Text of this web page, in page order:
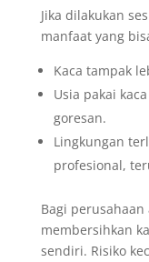
Jika dilakukan
manfaat yang
Kaca tampak
Usia pakai
goresan.
Lingkungan
profesional,
Bagi
membersihkan
sendiri. Risiko